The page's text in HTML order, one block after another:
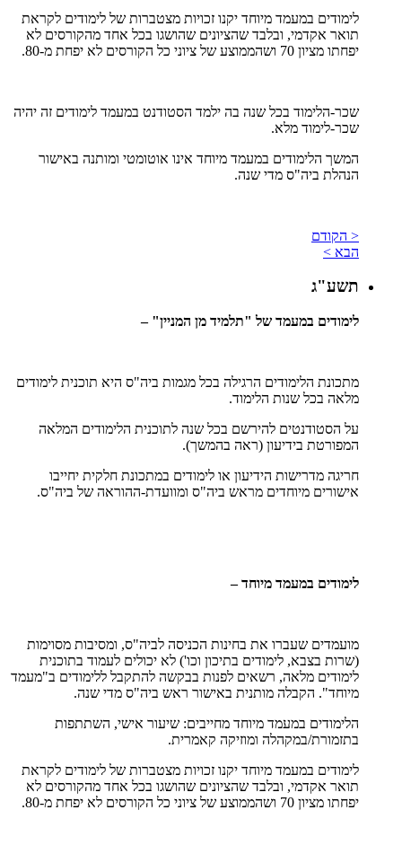
לימודים במעמד מיוחד יקנו זכויות מצטברות של לימודים לקראת
תואר אקדמי, ובלבד שהציונים שהושגו בכל אחד מהקורסים לא
יפחתו מציון 70 ושהממוצע של ציוני כל הקורסים לא יפחת מ-80.
שכר-הלימוד בכל שנה בה ילמד הסטודנט במעמד לימודים זה יהיה
שכר-לימוד מלא.
המשך הלימודים במעמד מיוחד אינו אוטומטי ומותנה באישור
הנהלת ביה"ס מדי שנה.
< הקודם
הבא >
תשע"ג
לימודים במעמד של "תלמיד מן המניין" –
מתכונת הלימודים הרגילה בכל מגמות ביה"ס היא תוכנית לימודים
מלאה בכל שנות הלימוד.
על הסטודנטים להירשם בכל שנה לתוכנית הלימודים המלאה
המפורטת בידיעון (ראה בהמשך).
חריגה מדרישות הידיעון או לימודים במתכונת חלקית יחייבו
אישורים מיוחדים מראש ביה"ס ומוועדת-ההוראה של ביה"ס.
לימודים במעמד מיוחד –
מועמדים שעברו את בחינות הכניסה לביה"ס, ומסיבות מסוימות
(שרות בצבא, לימודים בתיכון וכו') לא יכולים לעמוד בתוכנית
לימודים מלאה, רשאים לפנות בבקשה להתקבל ללימודים ב"מעמד
מיוחד". הקבלה מותנית באישור ראש ביה"ס מדי שנה.
הלימודים במעמד מיוחד מחייבים: שיעור אישי, השתתפות
בתזמורת/במקהלה ומוזיקה קאמרית.
לימודים במעמד מיוחד יקנו זכויות מצטברות של לימודים לקראת
תואר אקדמי, ובלבד שהציונים שהושגו בכל אחד מהקורסים לא
יפחתו מציון 70 ושהממוצע של ציוני כל הקורסים לא יפחת מ-80.